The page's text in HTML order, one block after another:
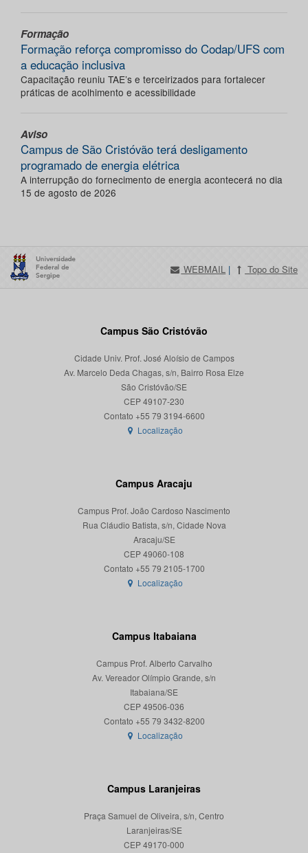
Formação
Formação reforça compromisso do Codap/UFS com
a educação inclusiva
Capacitação reuniu TAE’s e terceirizados para fortalecer
práticas de acolhimento e acessibilidade
Aviso
Campus de São Cristóvão terá desligamento
programado de energia elétrica
A interrupção do fornecimento de energia acontecerá no dia
15 de agosto de 2026
WEBMAIL | Topo do Site
Campus São Cristóvão
Cidade Univ. Prof. José Aloísio de Campos
Av. Marcelo Deda Chagas, s/n, Bairro Rosa Elze
São Cristóvão/SE
CEP 49107-230
Localização
Campus Aracaju
Campus Prof. João Cardoso Nascimento
Rua Cláudio Batista, s/n, Cidade Nova
Aracaju/SE
CEP 49060-108
Localização
Campus Itabaiana
Campus Prof. Alberto Carvalho
Av. Vereador Olímpio Grande, s/n
Itabaiana/SE
CEP 49506-036
Localização
Campus Laranjeiras
Praça Samuel de Oliveira, s/n, Centro
Laranjeiras/SE
CEP 49170-000